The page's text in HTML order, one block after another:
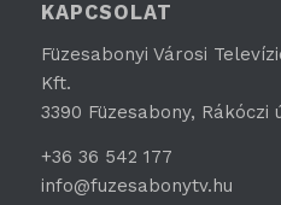
KAPCSOLAT
Füzesabonyi Városi
Kft.
3390 Füzesabony, Rákóczi
+36 36 542 177
info@fuzesabonytv.hu